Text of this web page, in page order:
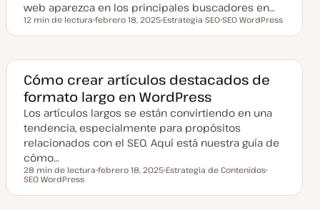
web aparezca en los principales buscadores en…
Tiempo de lectura
12 min de lectura
e
h
a
c
t
u
a
i
z
a
a
febrero 18, 2025
e
a
Estrategia SEO
e
a
SEO WordPress
Cómo crear artículos destacados de
formato largo en WordPress
Los artículos largos se están convirtiendo en una
tendencia, especialmente para propósitos
relacionados con el SEO. Aquí está nuestra guía de
cómo…
Tiempo de lectura
28 min de lectura
c
febrero 18, 2025
m
Estrategia de Contenidos
m
SEO WordPress